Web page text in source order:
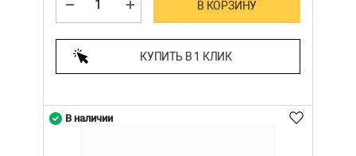
В КОРЗИНУ
КУПИТЬ В 1 КЛИК
В наличии